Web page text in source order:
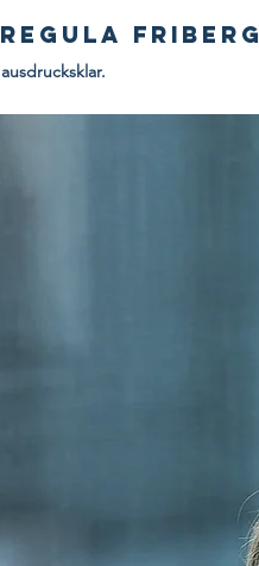
Regula Friberg
ausdrucksklar.